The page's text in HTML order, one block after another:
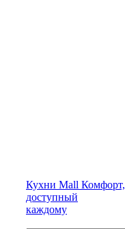
Кухни Mall Комфорт,
доступный
каждому